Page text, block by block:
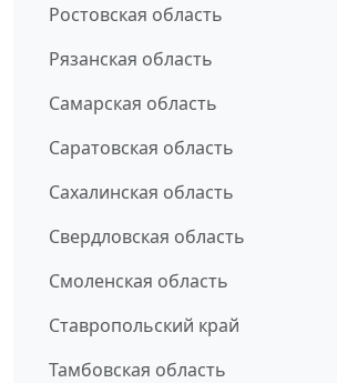
Ростовская область
Рязанская область
Самарская область
Саратовская область
Сахалинская область
Свердловская область
Смоленская область
Ставропольский край
Тамбовская область